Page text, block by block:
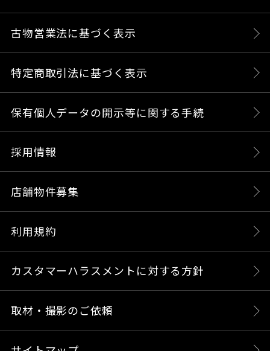
古物営業法に基づく表示
特定商取引法に基づく表示
保有個人データの開示等に関する手続
採用情報
店舗物件募集
利用規約
カスタマーハラスメントに対する方針
取材・撮影のご依頼